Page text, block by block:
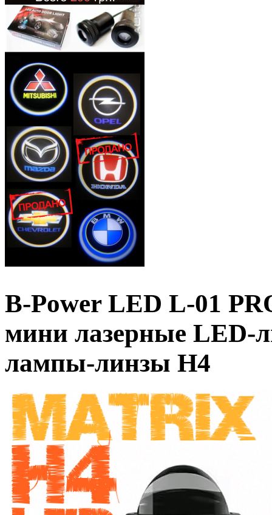
B-Power LED L-01
мини лазерные LED-
лампы-линзы H4